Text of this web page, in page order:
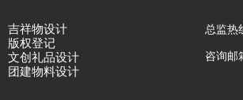
吉祥物设计
版权登记
文创礼品设计
团建物料设计
总监热
咨询邮